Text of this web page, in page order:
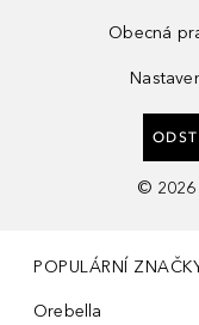
Obecná
© 2026
POPULÁRNÍ
Orebella